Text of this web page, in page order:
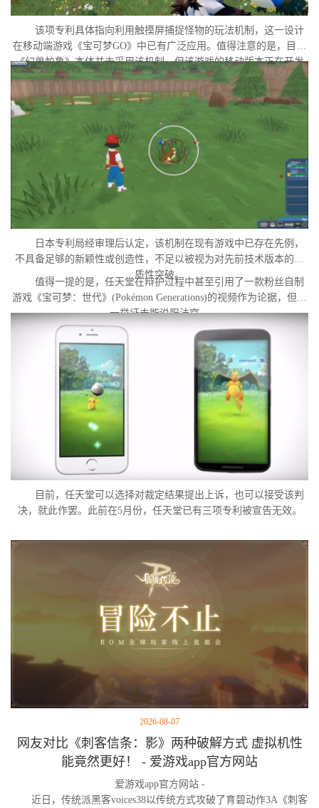
该项专利具体指向利用触摸屏捕捉怪物的玩法机制，这一设计
在移动端游戏《宝可梦GO》中已有广泛应用。值得注意的是，目前
《幻兽帕鲁》本体并未采用该机制，但该游戏的移动版本正在开发
中。外界普遍认为，这很可能是任天堂在当前时间点针对此项专利
发起诉讼的直接原因。
日本专利局经审理后认定，该机制在现有游戏中已存在先例，
不具备足够的新颖性或创造性，不足以被视为对先前技术版本的实
质性突破。
值得一提的是，任天堂在辩护过程中甚至引用了一款粉丝自制
游戏《宝可梦：世代》(Pokémon Generations)的视频作为论据，但这
一举证未能说服法官。
目前，任天堂可以选择对裁定结果提出上诉，也可以接受该判
决，就此作罢。此前在5月份，任天堂已有三项专利被宣告无效。
2026-08-07
网友对比《刺客信条：影》两种破解方式 虚拟机性
能竟然更好！ - 爱游戏app官方网站
爱游戏app官方网站 -
近日，传统派黑客voices38以传统方式攻破了育碧动作3A《刺客